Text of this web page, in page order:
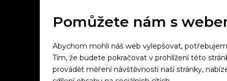
Večeříme společně
Tefal
Pomůžete nám s
Abychom mohli náš web vylepšovat,
Tím, že budete pokračovat v prohlížení této
provádět měření návštěvnosti naší stránky,